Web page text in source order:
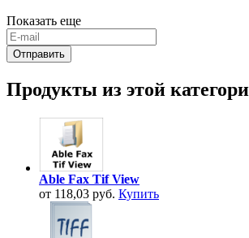
Показать еще
Продукты из этой
Able Fax Tif View
от 118,03 руб. Купить